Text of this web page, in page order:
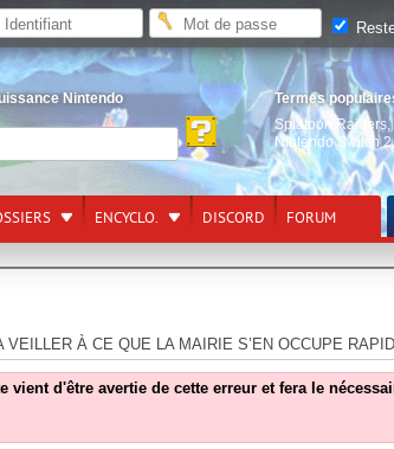
Nintendo
Termes
Splatoon Raiders,
Nintendo Switch 2
ENCYCLO. DISCORD FORUM
À CE QUE LA MAIRIE S’EN OCCUPE
d'être avertie de cette erreur et fera le